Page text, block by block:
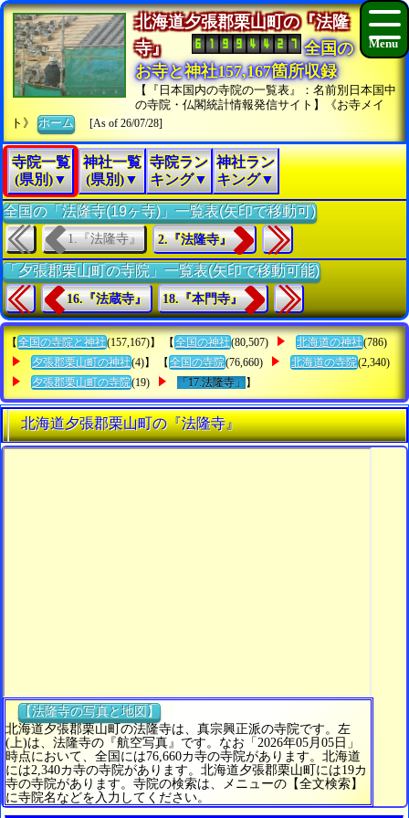
北海道夕張郡栗山町の『法隆
寺』
全国の
お寺と神社157,167箇所収録
【『日本国内の寺院の一覧表』：名前別日本国中
の寺院・仏閣統計情報発信サイト】《お寺メイ
ト》ホーム [As of 26/07/28]
寺院一覧
(県別)▼
神社一覧
(県別)▼
寺院ラン
キング▼
神社ラン
キング▼
全国の「法隆寺(19ヶ寺)」一覧表(矢印で移動可)
1.『法隆寺』 2.『法隆寺』
「夕張郡栗山町の寺院」一覧表(矢印で移動可能)
16.『法蔵寺』 18.『本門寺』
【 全国の寺院と神社(157,167)】 【 全国の神社(80,507) 北海道の神社(786)
夕張郡栗山町の神社(4)】 【 全国の寺院(76,660) 北海道の寺院(2,340)
夕張郡栗山町の寺院(19) 「17.法隆寺」 】
北海道夕張郡栗山町の『法隆寺』
【法隆寺の写真と地図】
北海道夕張郡栗山町の法隆寺は、真宗興正派の寺院です。左
(上)は、法隆寺の『航空写真』です。なお「2026年05月05日」
時点において、全国には76,660カ寺の寺院があります。北海道
には2,340カ寺の寺院があります。北海道夕張郡栗山町には19カ
寺の寺院があります。寺院の検索は、メニューの【全文検索】
に寺院名などを入力してください。